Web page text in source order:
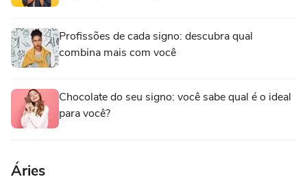
Profissões de cada signo: descubra qual
combina mais com você
Chocolate do seu signo: você sabe qual é o ideal
para você?
Áries